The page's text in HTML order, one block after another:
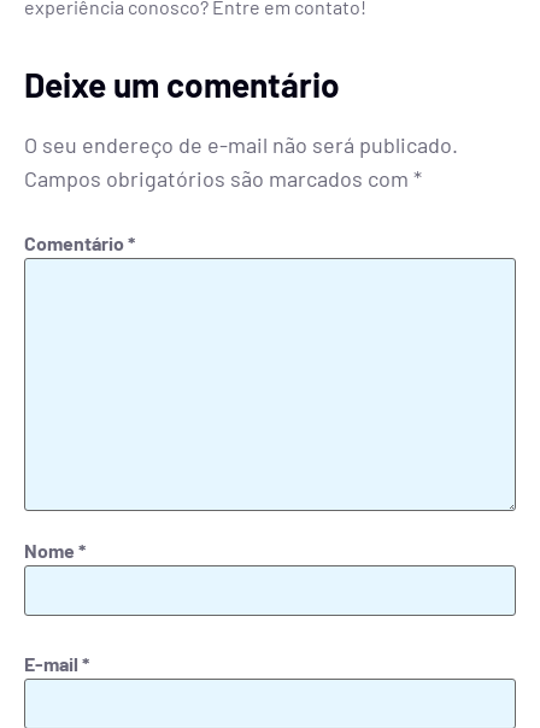
experiência conosco? Entre em contato!
Deixe um comentário
O seu endereço de e-mail não será publicado.
Campos obrigatórios são marcados com *
Comentário*
Nome *
E-mail *